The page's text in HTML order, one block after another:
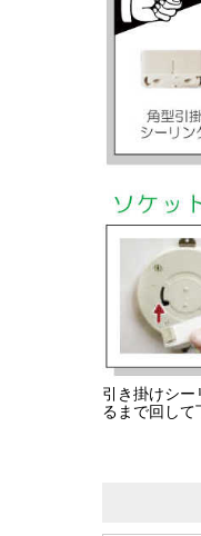
引き掛けシー
るまで回して